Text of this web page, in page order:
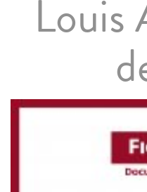
Louis